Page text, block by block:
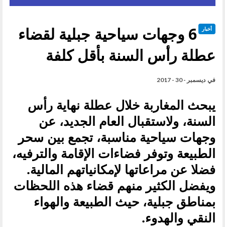
أخبار
6 وجهات سياحية جبلية لقضاء
عطلة رأس السنة بأقل كلفة
في ديسمبر - 30 - 2017
يبحث المغاربة خلال عطلة نهاية رأس
السنة، ولاستقبال العام الجديد، عن
وجهات سياحية مناسبة، تجمع بين سحر
الطبيعة وتوفر فضاءات الإقامة والترفيه،
فضلا عن مراعاتها لإمكانياتهم المالية.
ويفضل الكثير منهم قضاء هذه اللحظات
بمناطق جبلية، حيث الطبيعة والهواء
النقي والهدوء.